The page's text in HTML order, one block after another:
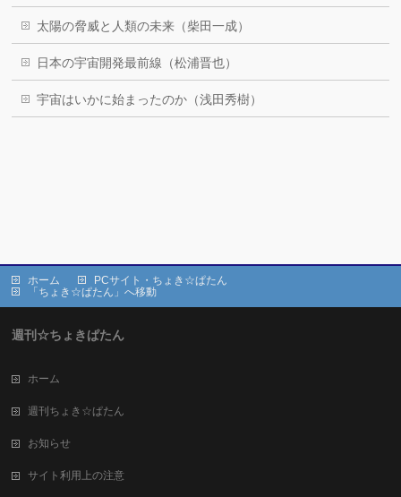
太陽の脅威と人類の未来（柴田一成）
日本の宇宙開発最前線（松浦晋也）
宇宙はいかに始まったのか（浅田秀樹）
ホーム
PCサイト・ちょき☆ぱたん
「ちょき☆ぱたん」へ移動
週刊☆ちょきぱたん
ホーム
週刊ちょき☆ぱたん
お知らせ
サイト利用上の注意